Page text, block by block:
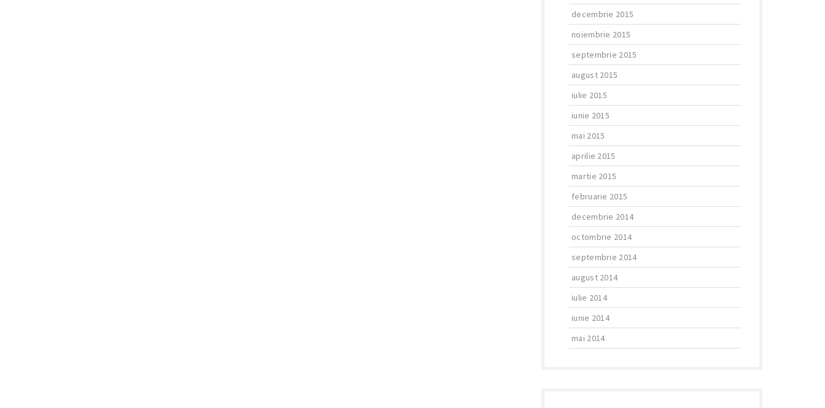
decembrie 2015
noiembrie 2015
septembrie 2015
august 2015
iulie 2015
iunie 2015
mai 2015
aprilie 2015
martie 2015
februarie 2015
decembrie 2014
octombrie 2014
septembrie 2014
august 2014
iulie 2014
iunie 2014
mai 2014